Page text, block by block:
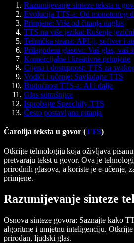
Razumijevanje sinteze teksta u
Evolucija TTS-a: Od monotonog
Primjene: Više od čitanja naglas
TTS na više jezika: Rušenje
Tehnička strana: API-ji, softver i
Prilagođeni glasovi: Vaš glas, vaš
Komercijalne i kreativne primjene
Cijena i dostupnost: TTS za
Vodiči i učenje: Savladajte TTS
Budućnost TTS-a: AI i dalje
Glas sutrašnjice
Isprobajte Speechify TTS
Često postavljana pitanja
Čarolija teksta u govor (TTS)
Otkrijte tehnologiju koja oživljava
pretvaraju tekst u govor. Ova je
prirodnih glasova, a koriste je e-učenje,
primjene.
Razumijevanje sinteze
Osnova sinteze govora: Saznajte kako
algoritme i umjetnu inteligenciju. Otkrijte
prirodan, ljudski glas.